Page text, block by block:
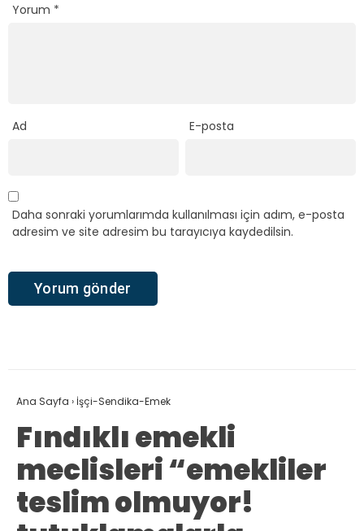
Yorum *
Ad E-posta
Daha sonraki yorumlarımda kullanılması için adım, e-posta
adresim ve site adresim bu tarayıcıya kaydedilsin.
Ana Sayfa › İşçi-Sendika-Emek
Fındıklı emekli
meclisleri “emekliler
teslim olmuyor!